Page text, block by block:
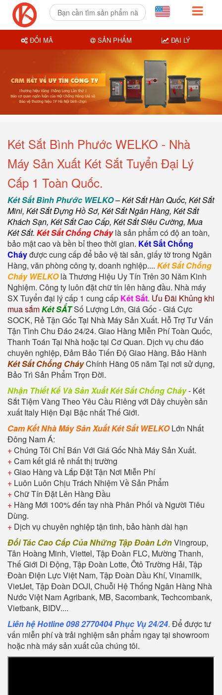
Két Sắt Bình Phước WELKO - Nhà
Máy Sản Xuất Két Sắt Tuyển Đại Lý
Cấp 1 Toàn Quốc.
Két Sắt Bình Phước WELKO–Két Sắt Hàn Quốc, Két Sắt
Mini, Két Sắt Đựng Hồ Sơ, Két Sắt Ngân Hàng, Két Sắt
Khách Sạn, Két Sắt Cao Cấp, Két Sắt Siêu Cường, Mua
Két Sắt. Két Sắt Chống Cháylà sản phẩm có độ an toàn,
bảo mật cao và bền bỉ theo thời gian. Két Sắt Chống
Cháyđược cung cấp để bảo vệ tài sản, giấy tờ trong Ngân
Hàng, văn phòng công ty, doanh nghiệp.... Két Sắt Chống
Cháy WELKOlà Thương Hiệu Uy Tín Trên 30 Năm Kinh
Nghiệm. Công ty luôn đặt chữ tín lên hàng đầu. Nhà máy
SX Tuyển đại lý cấp 1 cung cấp Két Sắt. Ưu Đãi Khủng khi
mua sắmKét SẮTSố Lượng Lớn, Giá Gốc - Giá Cực
SOCK, Rẻ Tận Gốc Tại Nhà Máy Sản Xuất. Hỗ Trợ Tư Vấn
Tận Tình Chu Đáo 24/24. Giao Hàng Miễn Phí Toàn Quốc,
Thanh Toán Tại Nhà hoặc tại Cơ Quan. Dịch vụ chu đáo
chuyên nghiệp, Đảm Bảo Tiến Độ Giao Hàng. Bảo Hành
Két Sắt Chống CháyChính Hãng 05 năm Tại nơi sử dụng,
Bảo Trì Sản Phẩm Trọn Đời.
Nhận Thiết Kế Và Sản Xuất Két Sắt Chống Cháy- Két
Sắt Tiệm Vàng Theo Yêu Cầu Riêng với Dây chuyền sản
xuất Italy Hiện Đại Bậc nhất Thế Giới.
Cam Kết Nhà Máy Sản Xuất Két Sắt WELKOLớn Nhất
Đông Nam Á:
+Chúng Tôi Chỉ Bán Với Giá Gốc Nhà Máy Sản Xuất.
+Cam kết giá rẻ nhất thị trường
+Giao Hàng và Lắp Đặt Tận Nơi Miễn Phí
+ Luôn Luôn Chịu Trách Nhiệm Về Sản Phẩm
+Chữ Tín Đặt Lên Hàng Đầu
+ Hàng Mới 100% đến tay nhà Phân Phối và Người Tiêu
Dùng.
+ Dịch vụ chuyên nghiệp tận tình, bảo hành dài hạn
Đối Tác Cao Cấp Của Những Tập Đoàn LớnVingroup,
Tân Hoàng Minh, Viettel, Tập Đoàn FLC, Mường Thanh,
Thế Giới Di Động, Tập Đoàn Lotte, Ôtô Trường Hải, Tập
Đoàn Điện Lực Việt Nam, Tập Đoàn Dầu Khí, Vinamilk,
VietJet, Tập Đoàn DOJI, Chuỗi Hệ Thống Ngân Hàng Nhà
Nước Việt Nam Agribank, MB, Sacombank, Techcombank,
Vietbank, BIDV....
Liên hệ Hotline 098 2770404 Phục Vụ 24/24. Để được tư
vấn miễn phí và trải nghiệm sản phẩm ngay tại showroom
hoặc nhà máy sản xuất của chúng tôi.
ĐỔI MÃ SẢN PHẨM ĐẠI LÝ